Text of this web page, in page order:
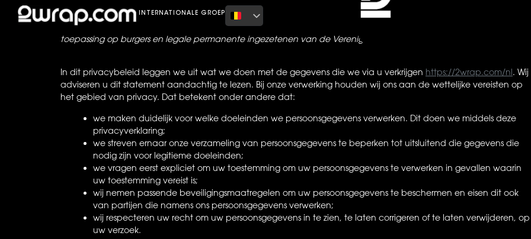
INTERNATIONALE GROEP
Home Privacyverklaring (VS)
Deze privacyverklaring is voor het laatst gewijzigd op juli 14, 2026, laatst gecontroleerd op juli 14, 2026, en is van
toepassing op burgers en legale permanente ingezetenen van de Verenigde Staten.
In dit privacybeleid leggen we uit wat we doen met de gegevens die we via u verkrijgen https://2wrap.com/nl. Wij
adviseren u dit statement aandachtig te lezen. Bij onze verwerking houden wij ons aan de wettelijke vereisten op
het gebied van privacy. Dat betekent onder andere dat:
we maken duidelijk voor welke doeleinden we persoonsgegevens verwerken. Dit doen we middels deze
privacyverklaring;
we streven ernaar onze verzameling van persoonsgegevens te beperken tot uitsluitend die gegevens die
nodig zijn voor legitieme doeleinden;
we vragen eerst expliciet om uw toestemming om uw persoonsgegevens te verwerken in gevallen waarin
uw toestemming vereist is;
wij nemen passende beveiligingsmaatregelen om uw persoonsgegevens te beschermen en eisen dit ook
van partijen die namens ons persoonsgegevens verwerken;
wij respecteren uw recht om uw persoonsgegevens in te zien, te laten corrigeren of te laten verwijderen, op
uw verzoek.